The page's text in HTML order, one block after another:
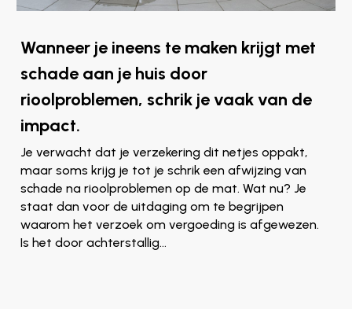
Wanneer je ineens te maken krijgt met
schade aan je huis door
rioolproblemen, schrik je vaak van de
impact.
Je verwacht dat je verzekering dit netjes oppakt,
maar soms krijg je tot je schrik een afwijzing van
schade na rioolproblemen op de mat. Wat nu? Je
staat dan voor de uitdaging om te begrijpen
waarom het verzoek om vergoeding is afgewezen.
Is het door achterstallig…